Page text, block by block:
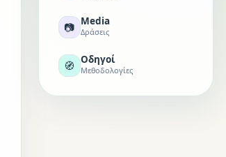
📷 Media
Δράσεις
🧭 Οδηγοί
Μεθοδολογίες